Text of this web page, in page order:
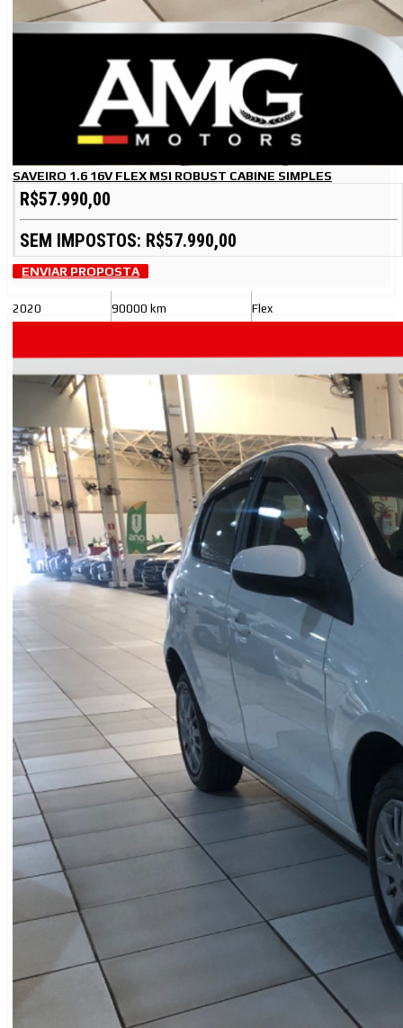
SAVEIRO 1.6 16V FLEX MSI ROBUST CABINE SIMPLES
R$57.990,00
SEM IMPOSTOS: R$57.990,00
ENVIAR PROPOSTA
2020 90000 km Flex